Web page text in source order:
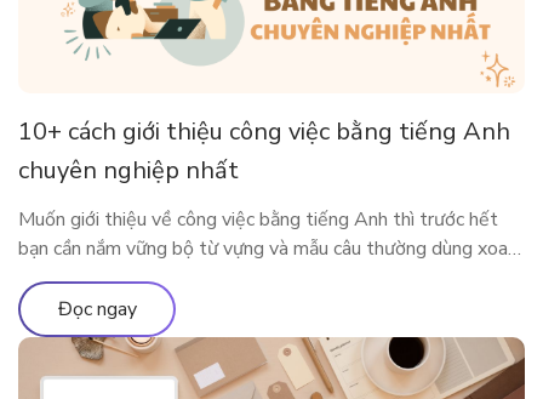
10+ cách giới thiệu công việc bằng tiếng Anh
chuyên nghiệp nhất
Muốn giới thiệu về công việc bằng tiếng Anh thì trước hết
bạn cần nắm vững bộ từ vựng và mẫu câu thường dùng xoay
quanh công việc của mình. Bài viết dưới đây sẽ cung cấp cho
bạn những từ vựng, mẫu câu xoay quanh chủ đề công việc để
bạn có thể nói […]
Đọc ngay